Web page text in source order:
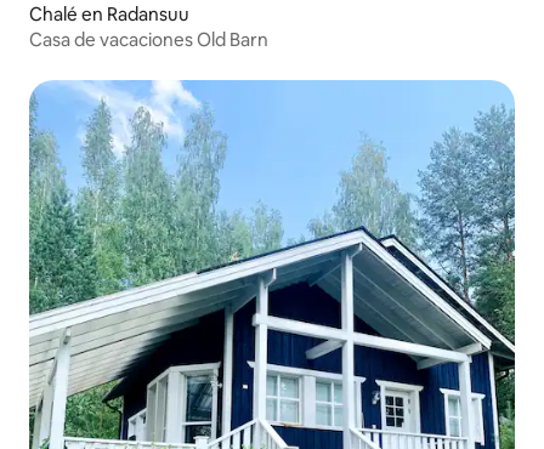
Chalé en Radansuu
Casa de vacaciones Old Barn